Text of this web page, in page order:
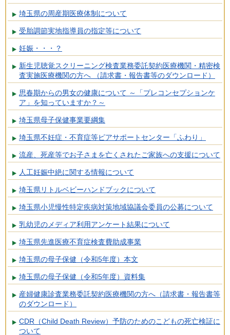
埼玉県の周産期医療体制について
受胎調節実地指導員の指定等について
妊娠・・・？
新生児聴覚スクリーニング検査業務委託契約医療機関・精密検
査実施医療機関の方へ （請求書・報告書等のダウンロード）
思春期からの男女の健康について ～「プレコンセプションケ
ア」を知っていますか？～
埼玉県母子保健事業要綱集
埼玉県不妊症・不育症等ピアサポートセンター「ふわり」
流産、死産等でお子さまを亡くされたご家族への支援について
人工妊娠中絶に関する情報について
埼玉県リトルベビーハンドブックについて
埼玉県小児慢性特定疾病対策地域協議会委員の公募について
乳幼児のメディア利用アンケート結果について
埼玉県先進医療不育症検査費助成事業
埼玉県の母子保健（令和5年度）本文
埼玉県の母子保健（令和5年度）資料集
産婦健康診査業務委託契約医療機関の方へ（請求書・報告書等
のダウンロード）
CDR（Child Death Review）予防のためのこどもの死亡検証に
ついて